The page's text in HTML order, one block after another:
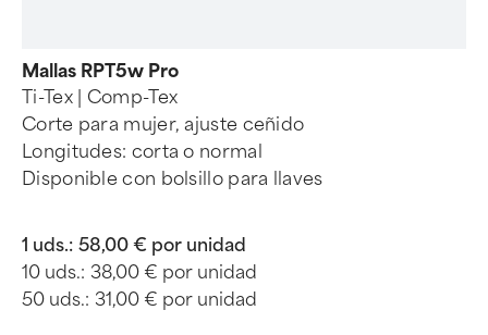
Mallas RPT5w Pro
Ti-Tex | Comp-Tex
Corte para mujer, ajuste ceñido
Longitudes: corta o normal
Disponible con bolsillo para llaves
1 uds.: 58,00 € por unidad
10 uds.: 38,00 € por unidad
50 uds.: 31,00 € por unidad